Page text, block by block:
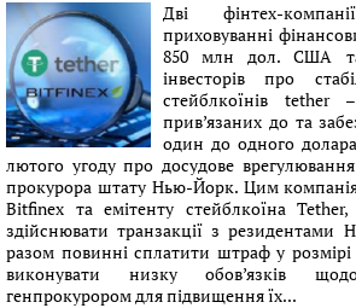
Дві фінтех-
приховуванні
850 млн дол. США
інвесторів про
стейблкоїнів tether
прив’язаних до та
один до одного
лютого угоду про досудове
прокурора штату Нью-Йорк. Цим
Bitfinex та емітенту стейблкоїна Tether,
здійснювати транзакції з
разом повинні сплатити штраф у
виконувати низку обов’язків
генпрокурором для підвищення їх...